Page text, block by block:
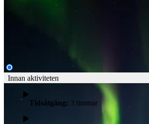
Experience the magic of the northern lights on
Innan aktiviteten
Tidsåtgång: 3 timmar